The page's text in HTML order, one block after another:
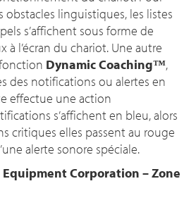
linguistiques, les listes
s’affichent sous forme de
à l’écran du chariot. Une autre
Dynamic Coaching™,
des notifications ou alertes en
effectue une action
s’affichent en bleu, alors
critiques elles passent au rouge
alerte sonore spéciale.
Corporation – Zone